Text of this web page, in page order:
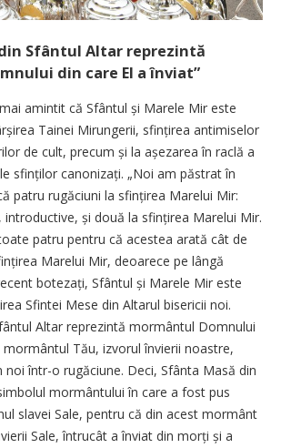
Sfântul Altar reprezintă
din care El a înviat”
amintit că Sfântul și Marele Mir este
Tainei Mirungerii, sfințirea antimiselor
de cult, precum și la așezarea în raclă a
sfinților canonizați. „Noi am păstrat în
patru rugăciuni la sfințirea Marelui Mir:
și două la sfințirea Marelui Mir.
patru pentru că acestea arată cât de
Marelui Mir, deoarece pe lângă
botezați, Sfântul și Marele Mir este
Sfintei Mese din Altarul bisericii noi.
Altar reprezintă mormântul Domnului
mormântul Tău, izvorul învierii noastre,
noi într-o rugăciune. Deci, Sfânta Masă din
mormântului în care a fost pus
slavei Sale, pentru că din acest mormânt
Sale, întrucât a înviat din morți și a